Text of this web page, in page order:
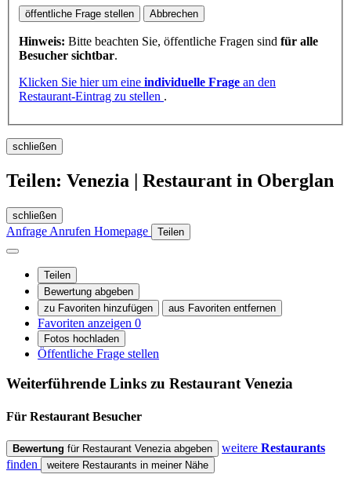
öffentliche Frage stellen Abbrechen
Hinweis: Bitte beachten Sie, öffentliche Fragen sind für alle
Besucher sichtbar.
Klicken Sie hier um eine individuelle Frage an den
Restaurant-Eintrag zu stellen .
schließen
Teilen: Venezia | Restaurant in Oberglan
schließen
Anfrage Anrufen Homepage Teilen
Teilen
Bewertung abgeben
zu Favoriten hinzufügen
aus Favoriten entfernen
Favoriten anzeigen 0
Fotos hochladen
Öffentliche Frage stellen
Weiterführende Links zu RestaurantVenezia
Für Restaurant Besucher
Bewertung für Restaurant Venezia abgeben weitere Restaurants
finden
weitere Restaurants in meiner Nähe